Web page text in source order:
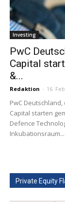
Investing
PwC
Capital
&...
Redaktion - 16.
PwC
Capital starten
Defence
Inkubationsraum...
Private Equity